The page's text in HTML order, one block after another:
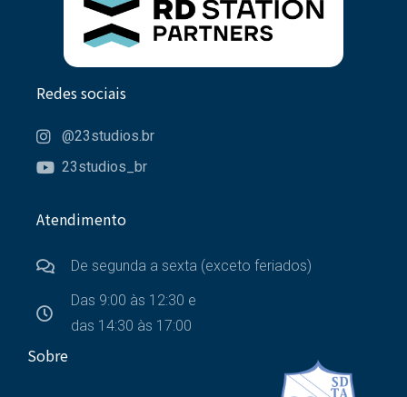
Sobre
Atendimento
De segunda a sexta (exceto feriados)
Das 9:00 às 12:30 e
das 14:30 às 17:00
Redes sociais
@23studios.br
23studios_br